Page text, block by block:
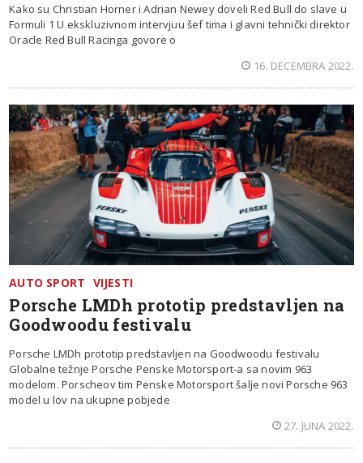
Kako su Christian Horner i Adrian Newey doveli Red Bull do slave u
Formuli 1 U ekskluzivnom intervjuu šef tima i glavni tehnički direktor
Oracle Red Bull Racinga govore o
16. DECEMBRA 2022.
AUTO SPORT VIJESTI
Porsche LMDh prototip predstavljen na
Goodwoodu festivalu
Porsche LMDh prototip predstavljen na Goodwoodu festivalu
Globalne težnje Porsche Penske Motorsport-a sa novim 963
modelom. Porscheov tim Penske Motorsport šalje novi Porsche 963
model u lov na ukupne pobjede
27. JUNA 2022.